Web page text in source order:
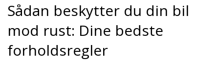
Sådan beskytter du din bil
mod rust: Dine bedste
forholdsregler